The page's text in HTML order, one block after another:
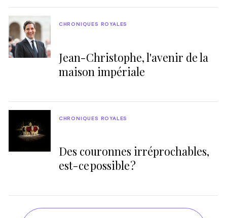
Jean-Christophe, l'avenir de la
maison impériale
CHRONIQUES ROYALES
Des couronnes irréprochables,
est-ce possible ?
CHRONIQUES ROYALES